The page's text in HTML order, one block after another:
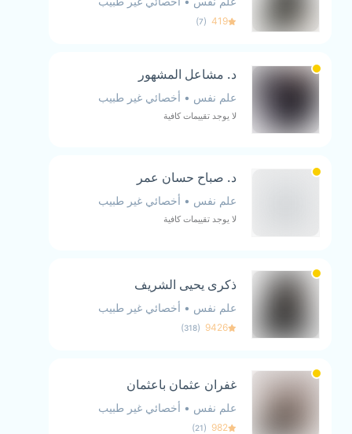
419
(
7
)
د. مشاعل المشهور
علم نفس • أخصائي غير طبيب
لا يوجد تقييمات كافية
د. صباح حسان عمر
علم نفس • أخصائي غير طبيب
لا يوجد تقييمات كافية
ذكرى يحيى الشريف
علم نفس • أخصائي غير طبيب
9426
(
318
)
غفران عثمان باعثمان
علم نفس • أخصائي غير طبيب
982
(
21
)